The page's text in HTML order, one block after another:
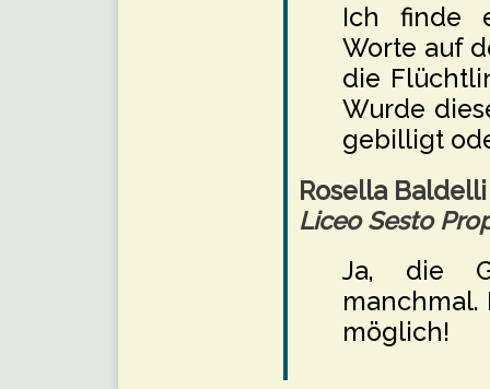
Ich finde
Worte auf
die
Wurde
gebilligt
Rosella Baldelli
Liceo Sesto
Ja, die
manchmal.
möglich!